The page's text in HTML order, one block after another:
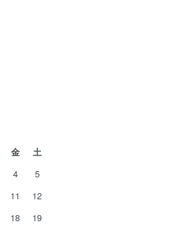
金
土
4
5
11
12
18
19